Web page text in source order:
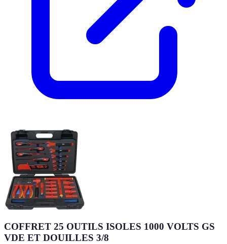
COFFRET 25 OUTILS ISOLES 1000 VOLTS GS
VDE ET DOUILLES 3/8